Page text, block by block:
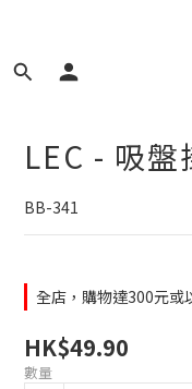
LEC - 吸盤
BB-341
全店，購物達300元或
HK$49.90
數量